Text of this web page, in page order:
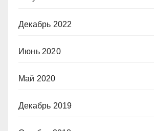
Декабрь 2022
Июнь 2020
Май 2020
Декабрь 2019